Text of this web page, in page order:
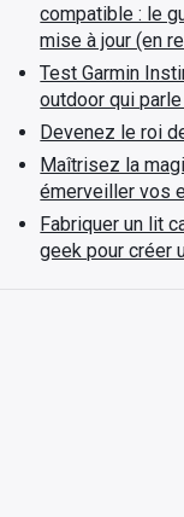
compatible : le
mise à jour (en
Test Garmin
outdoor qui
Devenez le roi
Maîtrisez la
émerveiller vos
Fabriquer un lit
geek pour créer